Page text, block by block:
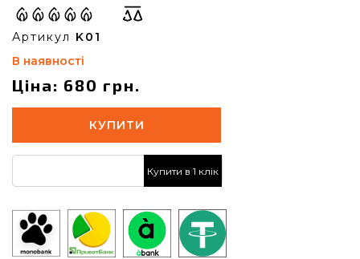
Артикул K01
В наявності
Ціна: 680 грн.
КУПИТИ
Купити в 1 клік